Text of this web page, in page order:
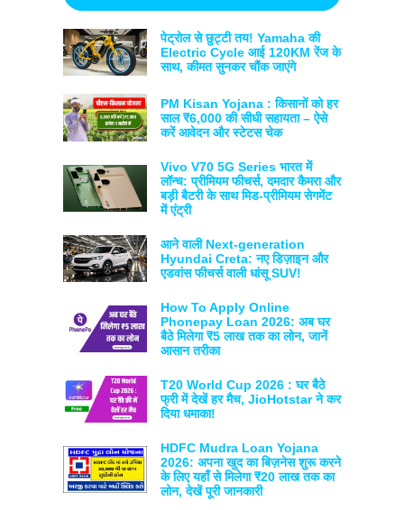
पेट्रोल से छुट्टी तय! Yamaha की
Electric Cycle आई 120KM रेंज के
साथ, कीमत सुनकर चौंक जाएंगे
PM Kisan Yojana : किसानों को हर
साल ₹6,000 की सीधी सहायता – ऐसे
करें आवेदन और स्टेटस चेक
Vivo V70 5G Series भारत में
लॉन्च: प्रीमियम फीचर्स, दमदार कैमरा और
बड़ी बैटरी के साथ मिड-प्रीमियम सेगमेंट
में एंट्री
आने वाली Next-generation
Hyundai Creta: नए डिज़ाइन और
एडवांस फीचर्स वाली धांसू SUV!
How To Apply Online
Phonepay Loan 2026: अब घर
बैठे मिलेगा ₹5 लाख तक का लोन, जानें
आसान तरीका
T20 World Cup 2026 : घर बैठे
फ्री में देखें हर मैच, JioHotstar ने कर
दिया धमाका!
HDFC Mudra Loan Yojana
2026: अपना खुद का बिज़नेस शुरू करने
के लिए यहाँ से मिलेगा ₹20 लाख तक का
लोन, देखें पूरी जानकारी